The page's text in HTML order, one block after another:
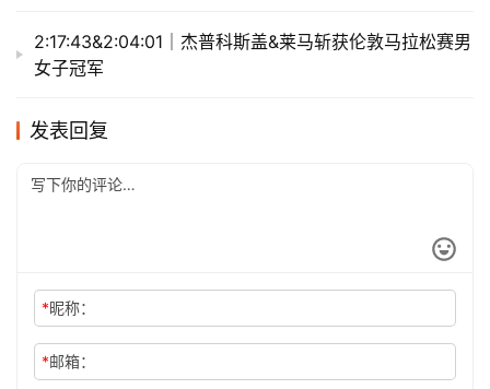
2:17:43&2:04:01｜杰普科斯盖&莱马斩获伦敦马拉松赛男
女子冠军
发表回复
*昵称：
*邮箱：